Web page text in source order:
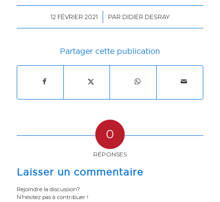
12 FÉVRIER 2021
/ PAR DIDIER DESRAY
Partager cette publication
0
RÉPONSES
Laisser un commentaire
Rejoindre la discussion?
N’hésitez pas à contribuer !